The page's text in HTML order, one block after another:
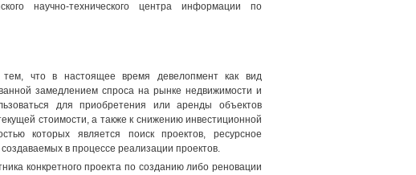
научно-технического центра информации по
тем, что в настоящее время девелопмент как вид
замедлением спроса на рынке недвижимости и
для приобретения или аренды объектов
стоимости, а также к снижению инвестиционной
которых является поиск проектов, ресурсное
в процессе реализации проектов.
конкретного проекта по созданию либо реновации